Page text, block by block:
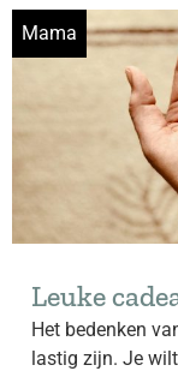
Mama
Leuke
Het bedenken
lastig zijn. Je